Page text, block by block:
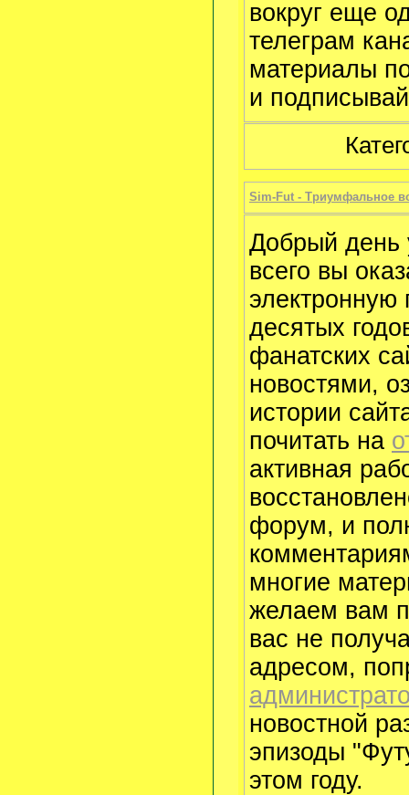
вокруг еще
телеграм
материалы
и
Sim-Fut - Триумфальное
Добрый день
всего вы
электронную
десятых
фанатских
новостями,
истории
почитать на
активная
форум, и
многие
желаем вам
вас не
адресом,
новостной
эпизоды
этом году.